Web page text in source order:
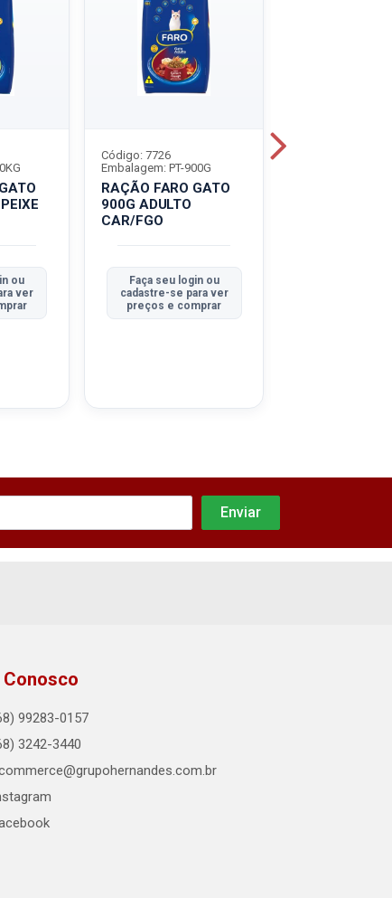
ou
ver
RAÇÃO FARO GATO
900G ADULTO
CAR/FGO
Código: 7726
Embalagem: PT-900G
Faça seu login ou
cadastre-se para ver
preços e comprar
Conosco
99283-0157
3242-3440